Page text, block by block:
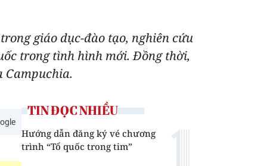
giáo dục-đào tạo, nghiên cứu
trong tình hình mới. Đồng thời,
Campuchia.
TIN ĐỌC NHIỀU
Hướng dẫn đăng ký vé chương
trình “Tổ quốc trong tim”